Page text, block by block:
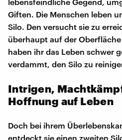
Giften. Die Menschen leben
Silo. Den versucht sie zu
überhaupt auf der
haben ihr das Leben schwer
verdammt, den Silo zu
Intrigen,
Hoffnung auf Leben
Doch bei ihrem
entdeckt sie einen zweiten